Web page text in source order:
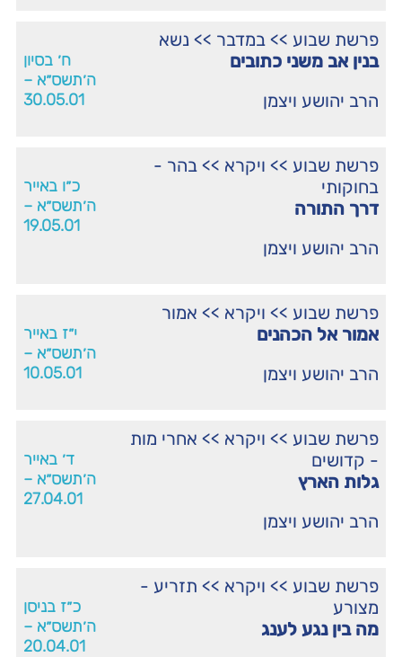
פרשת שבוע >> במדבר >> נשא
בנין אב משני כתובים
הרב יהושע ויצמן
ח׳ בסיון
ה׳תשס״א –
30.05.01
פרשת שבוע >> ויקרא >> בהר -
בחוקותי
דרך התורה
הרב יהושע ויצמן
כ״ו באייר
ה׳תשס״א –
19.05.01
פרשת שבוע >> ויקרא >> אמור
אמור אל הכהנים
הרב יהושע ויצמן
י״ז באייר
ה׳תשס״א –
10.05.01
פרשת שבוע >> ויקרא >> אחרי מות
- קדושים
גלות הארץ
הרב יהושע ויצמן
ד׳ באייר
ה׳תשס״א –
27.04.01
פרשת שבוע >> ויקרא >> תזריע -
מצורע
מה בין נגע לענג
כ״ז בניסן
ה׳תשס״א –
20.04.01